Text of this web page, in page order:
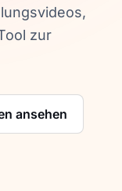
zur
ansehen